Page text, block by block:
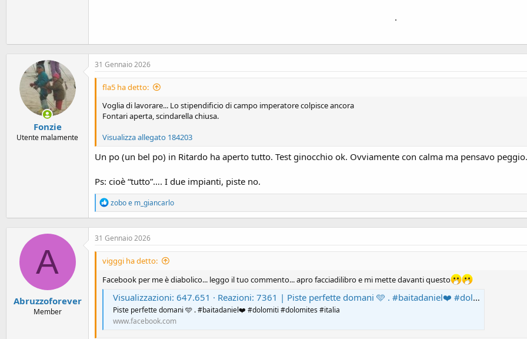
.
Fonzie
Utente malamente
31 Gennaio 2026
fla5 ha detto:
Voglia di lavorare... Lo stipendificio di campo imperatore colpisce ancora
Fontari aperta, scindarella chiusa.
Visualizza allegato 184203
Un po (un bel po) in Ritardo ha aperto tutto. Test ginocchio ok. Ovviamente con calma ma pensavo peggio.
Ps: cioè “tutto”…. I due impianti, piste no.
R
e
a
c
t
o
n
s
zoboe m_giancarlo
A
Abruzzoforever
Member
31 Gennaio 2026
vigggi ha detto:
Facebook per me è diabolico... leggo il tuo commento... apro facciadilibro e mi mette davanti questo
Visualizzazioni: 647.651 · Reazioni: 7361 | Piste perfette domani 🩵 . #baitadaniel❤️ #dolomiti #dolomites #italia | Baita Daniel Hütte
Piste perfette domani 🩵 . #baitadaniel❤️ #dolomiti #dolomites #italia
www.facebook.com